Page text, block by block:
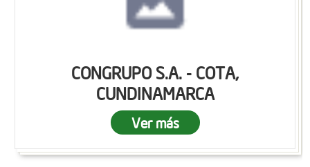
CONGRUPO S.A. - COTA,
CUNDINAMARCA
Ver más